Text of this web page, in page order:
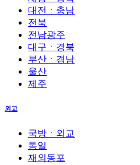
대전ㆍ충남
전북
전남광주
대구ㆍ경북
부산ㆍ경남
울산
제주
외교
국방ㆍ외교
통일
재외동포